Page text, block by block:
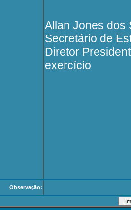
Allan Jones dos
Secretário de
Diretor
exercício
Observação: